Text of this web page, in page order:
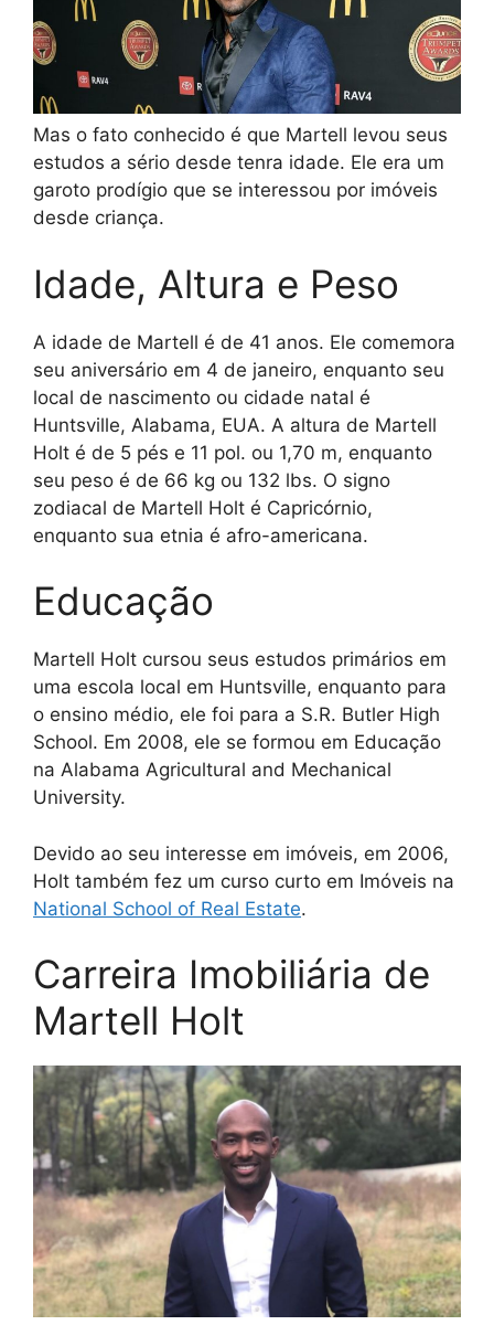
Mas o fato conhecido é que Martell levou seus
estudos a sério desde tenra idade. Ele era um
garoto prodígio que se interessou por imóveis
desde criança.
Idade, Altura e Peso
A idade de Martell é de 41 anos. Ele comemora
seu aniversário em 4 de janeiro, enquanto seu
local de nascimento ou cidade natal é
Huntsville, Alabama, EUA. A altura de Martell
Holt é de 5 pés e 11 pol. ou 1,70 m, enquanto
seu peso é de 66 kg ou 132 lbs. O signo
zodiacal de Martell Holt é Capricórnio,
enquanto sua etnia é afro-americana.
Educação
Martell Holt cursou seus estudos primários em
uma escola local em Huntsville, enquanto para
o ensino médio, ele foi para a S.R. Butler High
School. Em 2008, ele se formou em Educação
na Alabama Agricultural and Mechanical
University.
Devido ao seu interesse em imóveis, em 2006,
Holt também fez um curso curto em Imóveis na
National School of Real Estate.
Carreira Imobiliária de
Martell Holt